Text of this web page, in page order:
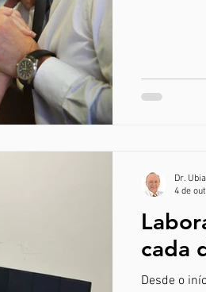
Dormir
cada
Desde o
Dr.
4 de